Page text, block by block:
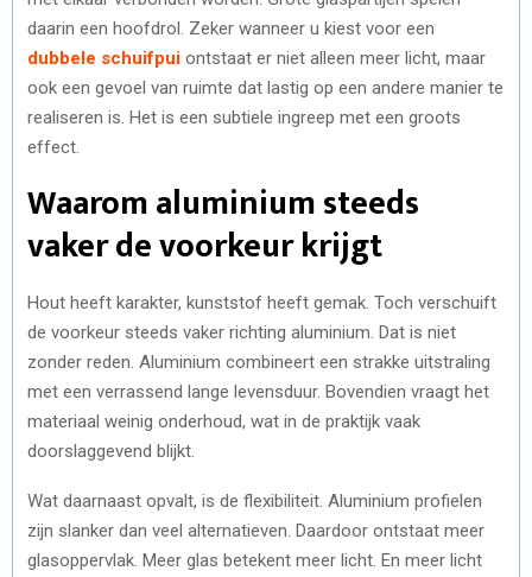
daarin een hoofdrol. Zeker wanneer u kiest voor een
dubbele schuifpui ontstaat er niet alleen meer licht, maar
ook een gevoel van ruimte dat lastig op een andere manier te
realiseren is. Het is een subtiele ingreep met een groots
effect.
Waarom aluminium steeds
vaker de voorkeur krijgt
Hout heeft karakter, kunststof heeft gemak. Toch verschuift
de voorkeur steeds vaker richting aluminium. Dat is niet
zonder reden. Aluminium combineert een strakke uitstraling
met een verrassend lange levensduur. Bovendien vraagt het
materiaal weinig onderhoud, wat in de praktijk vaak
doorslaggevend blijkt.
Wat daarnaast opvalt, is de flexibiliteit. Aluminium profielen
zijn slanker dan veel alternatieven. Daardoor ontstaat meer
glasoppervlak. Meer glas betekent meer licht. En meer licht